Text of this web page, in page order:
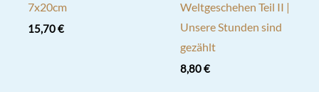
7x20cm
15,70€
Weltgeschehen Teil II |
Unsere Stunden sind
gezählt
8,80€